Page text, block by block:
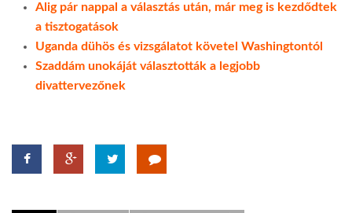
Alig pár nappal a választás után, már meg is kezdődtek
a tisztogatások
Uganda dühös és vizsgálatot követel Washingtontól
Szaddám unokáját választották a legjobb
divattervezőnek